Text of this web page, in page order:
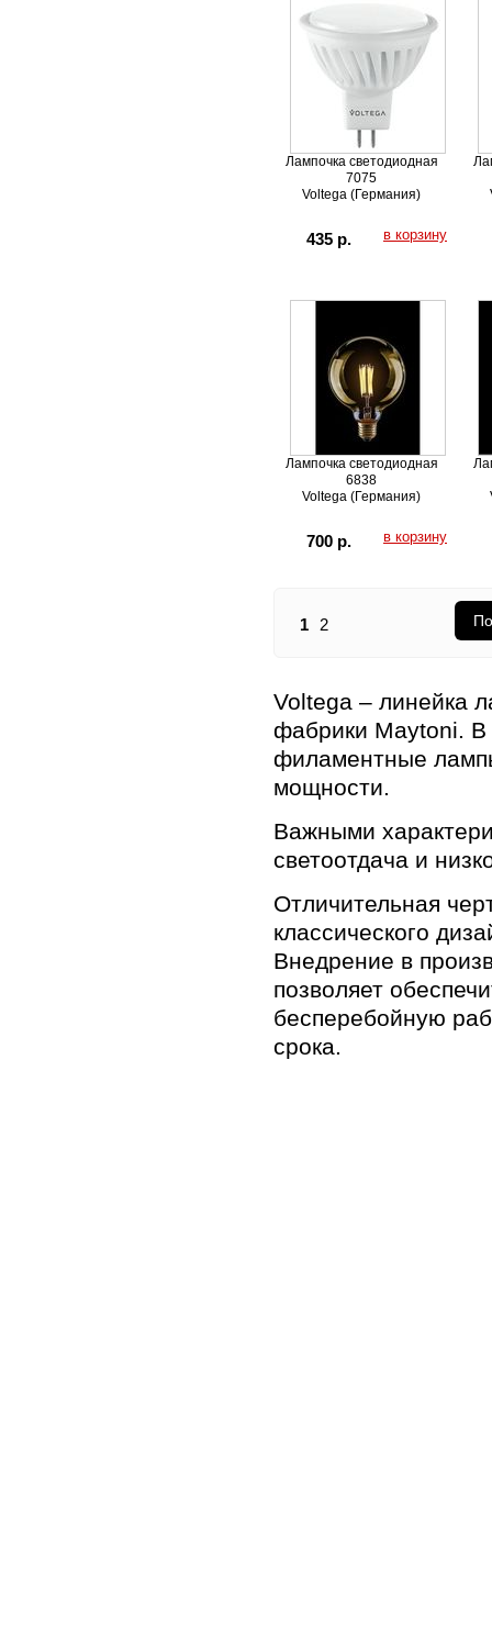
Лампочка светодиодная
7075
Voltega (Германия)
435 р. в корзину
Лампочка светодиодная
6838
Voltega (Германия)
700 р. в корзину
1 2
Voltega – линейка
фабрики Maytoni. В
филаментные
мощности.
Важными
светоотдача и
Отличительная
классического
Внедрение в
позволяет
бесперебойную
срока.